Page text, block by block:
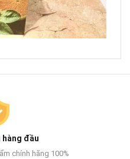
đầu
chính hãng 100%